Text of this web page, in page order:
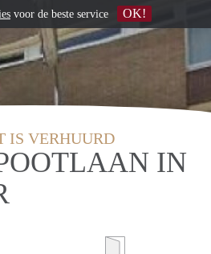
IS VERHUURD
IN
voor de beste service OK!